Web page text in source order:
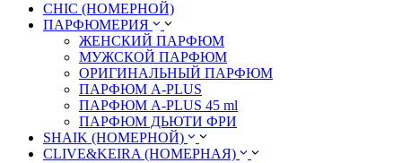
CHIC (НОМЕРНОЙ)
ПАРФЮМЕРИЯ
ЖЕНСКИЙ ПАРФЮМ
МУЖСКОЙ ПАРФЮМ
ОРИГИНАЛЬНЫЙ ПАРФЮМ
ПАРФЮМ A-PLUS
ПАРФЮМ A-PLUS 45 ml
ПАРФЮМ ДЬЮТИ ФРИ
SHAIK (НОМЕРНОЙ)
CLIVE&KEIRA (НОМЕРНАЯ)